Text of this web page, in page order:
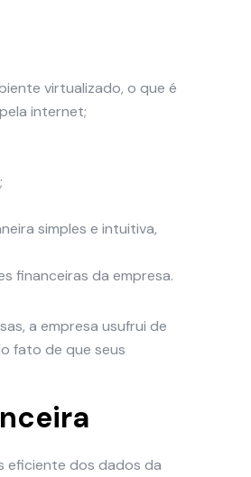
virtualizado, o que é
internet;
simples e intuitiva,
financeiras da empresa.
a empresa usufrui de
fato de que seus
eficiente dos dados da